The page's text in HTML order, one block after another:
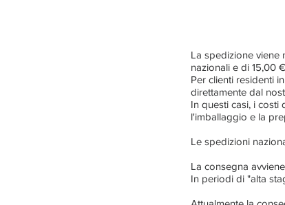
La spedizione viene
nazionali e di 15,00
Per clienti residenti
direttamente dal
In questi casi, i
l'imballaggio e la
Le spedizioni
La consegna
In periodi di "alta